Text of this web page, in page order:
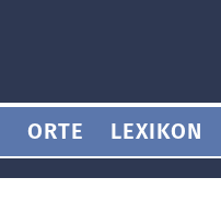
ORTE LEXIKON